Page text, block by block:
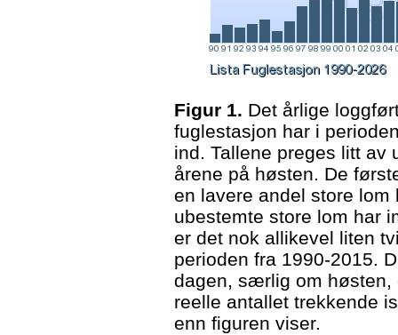
Figur 1. Det årlige
fuglestasjon har i
ind. Tallene preges litt av
årene på høsten. De
en lavere andel store
ubestemte store lom har
er det nok allikevel liten
perioden fra 1990-2015.
dagen, særlig om høsten,
reelle antallet trekkende
enn figuren viser.